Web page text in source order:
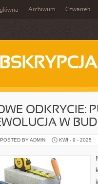
Archiwum Czwartek
ODKRYCIE:
W
POSTED BY ADMIN KWI - 9 - 2025